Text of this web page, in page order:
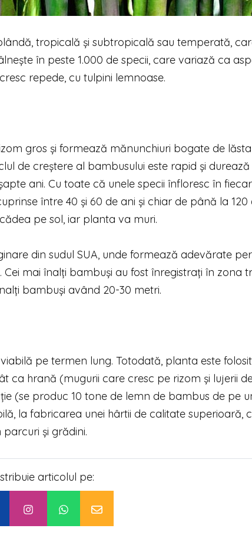
tropicală și subtropicală sau temperată,
în peste 1.000 de specii, care variază ca
repede, cu tulpini lemnoase.
gros și formează mănunchiuri bogate de
de creștere al bambusului este rapid și durează
ani. Cu toate că unele specii înfloresc în
între 40 și 60 de ani și chiar de până la 120
pe sol, iar planta va muri.
din sudul SUA, unde formează adevărate
mai înalți bambuși au fost înregistrați în zona
bambuși având 20-30 metri.
pe termen lung. Totodată, planta este
ca hrană (mugurii care cresc pe rizom și lujerii
(se produc 10 tone de lemn de bambus de pe
la fabricarea unei hârtii de calitate superioară,
și grădini.
articolul pe: